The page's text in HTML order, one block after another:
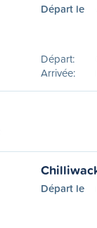
Départ le
Départ:
Arrivée:
Départ le